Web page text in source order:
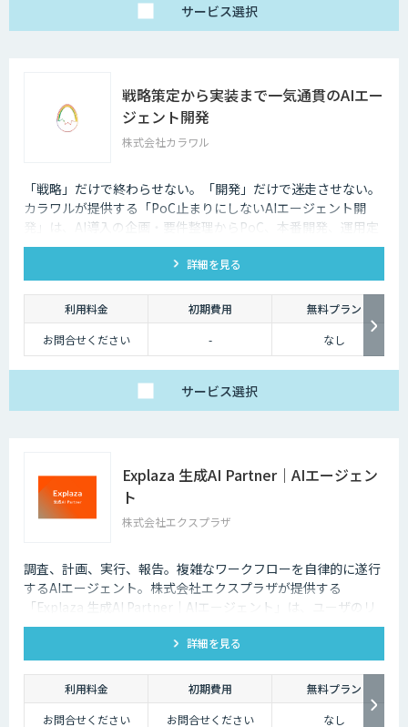
サービス選択
戦略策定から実装まで一気通貫のAIエー
ジェント開発
株式会社カラワル
「戦略」だけで終わらせない。「開発」だけで迷走させない。
カラワルが提供する「PoC止まりにしないAIエージェント開
発」は、AI導入の企画・要件整理からPoC、本番開発、運用定
着までを一気通貫で支援する受託開発サービスです。
詳細を見る
利用料金 初期費用
無料プラン
お問合せください
- なし
サービス選択
Explaza 生成AI Partner｜AIエージェン
ト
株式会社エクスプラザ
調査、計画、実行、報告。複雑なワークフローを自律的に遂行
するAIエージェント。株式会社エクスプラザが提供する
「Explaza 生成AI Partner｜AIエージェント」は、ユーザのリ
テラシーが必要であった、従来のAI活用とは異なり、目的を与
えられれば、自ら手順を考え、外部ツールを操作し、業務を完
遂します「AIエージェント」を構築します。商品企画、文章作
成、校正・校閲など、人の判断が必要だった複雑な業務を自動
化します。
詳細を見る
利用料金 初期費用
無料プラン
お問合せください
お問合せください なし